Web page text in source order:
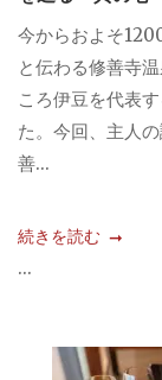
今からおよそ
と伝わる修善寺
ころ伊豆を代表
た。今回、主人
善...
続きを読む
...